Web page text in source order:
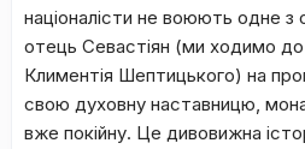
націоналісти не воюють одне
отець Севастіян (ми ходимо
Климентія Шептицького) на
свою духовну наставницю,
вже покійну. Це дивовижна